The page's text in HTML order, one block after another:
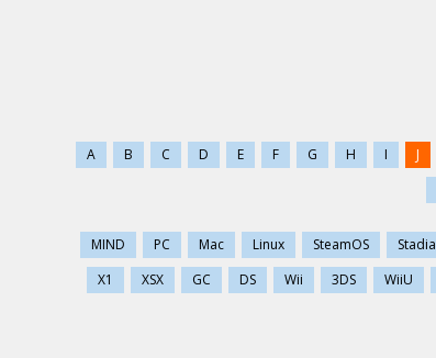
A B C D E F G H I J
MIND PC Mac Linux SteamOS Stadia
X1
XSX GC DS Wii 3DS WiiU